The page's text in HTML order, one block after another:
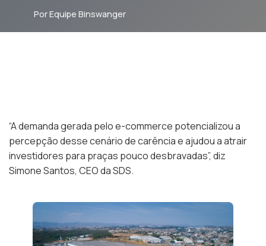
Por Equipe Binswanger
“A demanda gerada pelo e-commerce potencializou a
percepção desse cenário de carência e ajudou a atrair
investidores para praças pouco desbravadas”, diz
Simone Santos, CEO da SDS.